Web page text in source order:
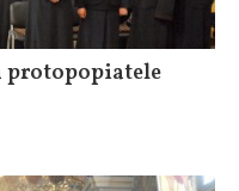
protopopiatele